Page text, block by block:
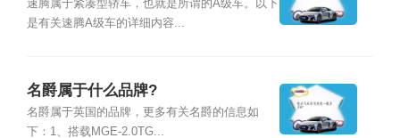
速腾属于紧凑型轿车，也就是所谓的A级车。以下
是有关速腾A级车的详细内容...
名爵属于什么品牌?
名爵属于英国的品牌，更多有关名爵的信息如
下：1、搭载MGE-2.0TG...